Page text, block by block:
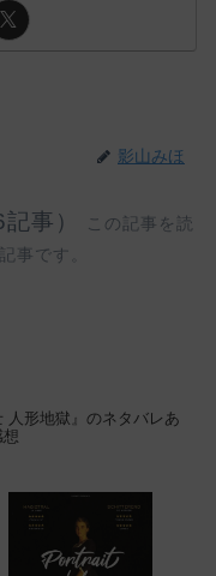
影山みほ
事）
この記事を読
事です。
人形地獄』のネタバレあ
想